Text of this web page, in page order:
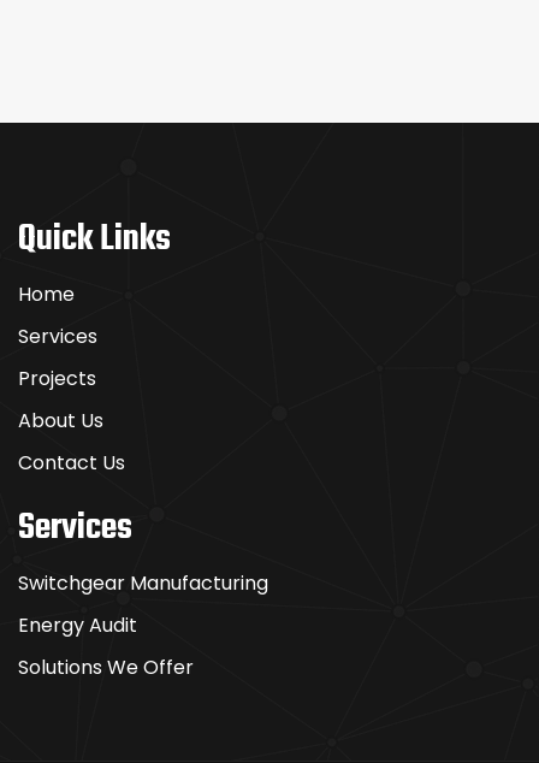
HAVE
FRGOTENPOWER
Quick Links
Home
Services
Projects
About Us
Contact Us
Services
Switchgear Manufacturing
Energy Audit
Solutions We Offer